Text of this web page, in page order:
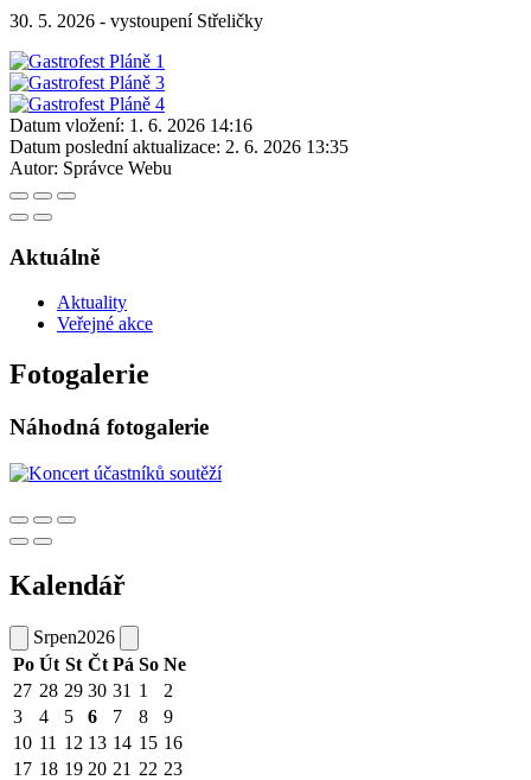
30. 5. 2026 - vystoupení Střeličky
Datum vložení: 1. 6. 2026 14:16
Datum poslední aktualizace: 2. 6. 2026 13:35
Autor: Správce Webu
Aktuálně
Aktuality
Veřejné akce
Fotogalerie
Náhodná fotogalerie
Kalendář
Srpen2026
Po Út St Čt Pá So Ne
27 28 29 30 31 1
2
3
4 5 6 7 8
9
10 11 12 13 14 15 16
17 18 19 20 21 22 23